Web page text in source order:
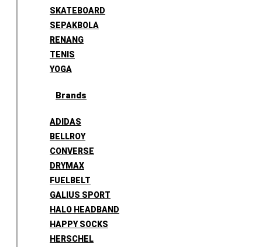
SKATEBOARD
SEPAKBOLA
RENANG
TENIS
YOGA
Brands
ADIDAS
BELLROY
CONVERSE
DRYMAX
FUELBELT
GALIUS SPORT
HALO HEADBAND
HAPPY SOCKS
HERSCHEL